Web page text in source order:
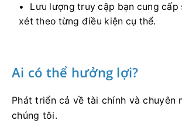
Lưu lượng truy cập bạn cung cấp
xét theo từng điều kiện cụ thể.
Ai có thể hưởng lợi?
Phát triển cả về tài chính và chuyên
chúng tôi.